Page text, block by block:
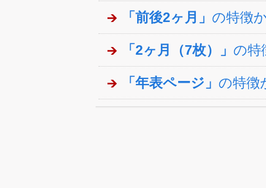
「前後2ヶ月」 の特徴
「2ヶ月（7枚）」 の特
「年表ページ」 の特徴